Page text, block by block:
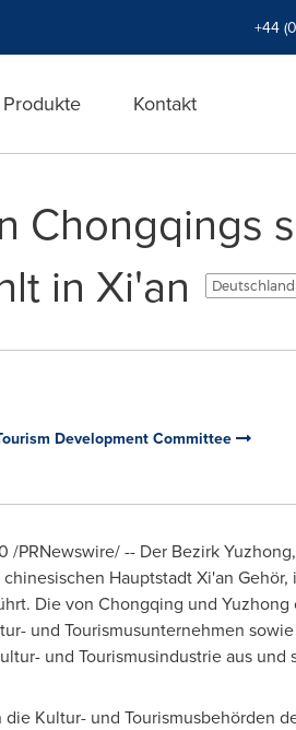
+44
Produkte Kontakt
Chongqings
in Xi'an
Development Committee
/PRNewswire/ -- Der Bezirk
Hauptstadt Xi'an
Die von Chongqing und Yuzhong
und Tourismusunternehmen
und Tourismusindustrie aus und
Kultur- und Tourismusbehörden